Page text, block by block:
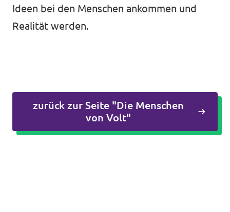
Ideen bei den Menschen ankommen und
Realität werden.
zurück zur Seite "Die Menschen
von Volt"